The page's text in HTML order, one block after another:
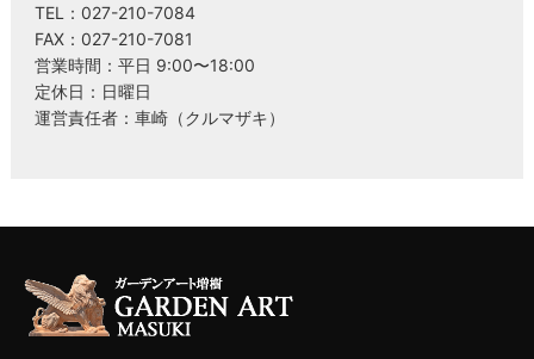
TEL：027-210-7084
FAX：027-210-7081
営業時間：平日 9:00〜18:00
定休日：日曜日
運営責任者：車崎（クルマザキ）